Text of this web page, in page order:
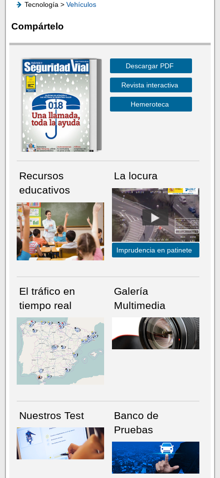
Tecnología > Vehículos
Compártelo
NÚMERO ACTUALHEMEROTECA
Descargar PDF
Revista interactiva
Hemeroteca
Recursos
educativos
La locura
Imprudencia en patinete
El tráfico en
tiempo real
Galería
Multimedia
Nuestros Test
Banco de
Pruebas